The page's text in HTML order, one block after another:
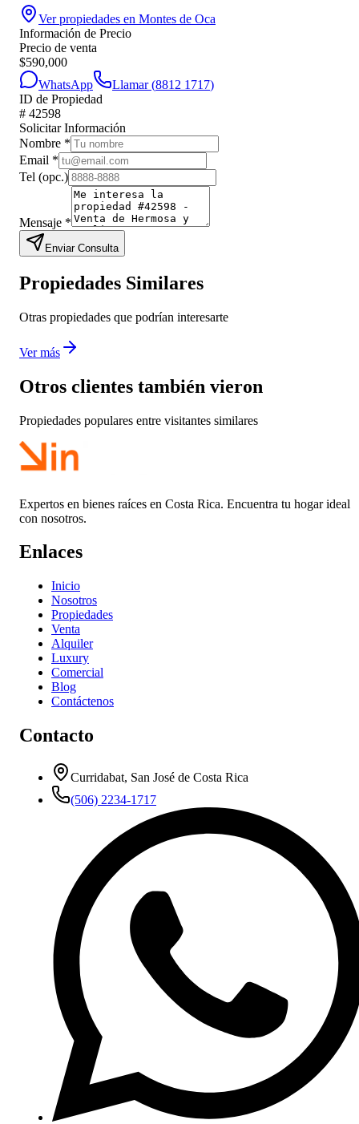
Ver propiedades en Montes de Oca
Información de Precio
Precio de venta
$590,000
WhatsApp
Llamar (8812 1717)
ID de Propiedad
# 42598
Solicitar Información
Nombre *
Email *
Tel (opc.)
Mensaje *
Enviar Consulta
Propiedades Similares
Otras propiedades que podrían interesarte
Ver más
Otros clientes también vieron
Propiedades populares entre visitantes similares
Expertos en bienes raíces en Costa Rica. Encuentra tu hogar ideal
con nosotros.
Enlaces
Inicio
Nosotros
Propiedades
Venta
Alquiler
Luxury
Comercial
Blog
Contáctenos
Contacto
Curridabat, San José de Costa Rica
(506) 2234-1717